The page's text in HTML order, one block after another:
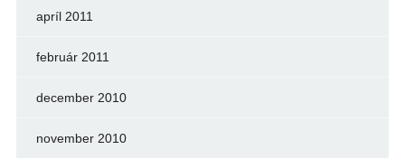
apríl 2011
február 2011
december 2010
november 2010